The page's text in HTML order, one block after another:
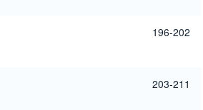
196-202
203-211